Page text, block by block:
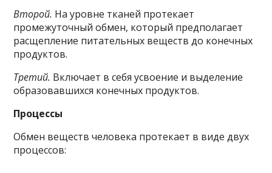
Второй. На уровне тканей протекает
промежуточный обмен, который предполагает
расщепление питательных веществ до конечных
продуктов.
Третий. Включает в себя усвоение и выделение
образовавшихся конечных продуктов.
Процессы
Обмен веществ человека протекает в виде двух
процессов: